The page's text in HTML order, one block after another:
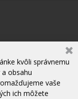
kvôli správnemu
obsahu
vaše
ich môžete